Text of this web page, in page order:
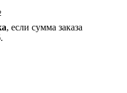
, если сумма заказа